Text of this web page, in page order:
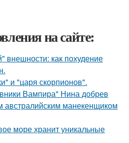
на сайте:
как похудение
и "царя скорпионов".
Вампира" Нина добрев
австралийским манекенщиком
море хранит уникальные